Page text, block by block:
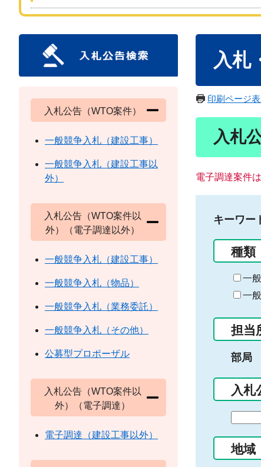
入札
印刷ページ
入札
電子調達案件は
キーワー
種類
一
一
担当
部局
入札
の
始
地域
入札公告（WTO案件）
一般競争入札（建設工事）
一般競争入札（建設工事以
外）
入札公告（WTO案件以
外）（電子調達以外）
一般競争入札（建設工事）
一般競争入札（物品）
一般競争入札（業務委託）
一般競争入札（その他）
公募型プロポーザル
入札公告（WTO案件以
外）（電子調達）
電子調達（建設工事以外）